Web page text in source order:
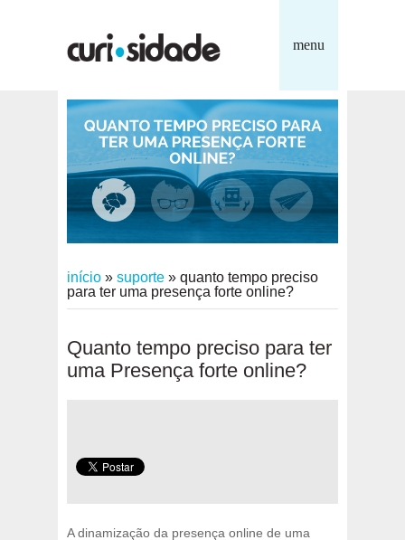
menu
início » suporte » quanto tempo preciso
para ter uma presença forte online?
Quanto tempo preciso para ter
uma Presença forte online?
A dinamização da presença online de uma